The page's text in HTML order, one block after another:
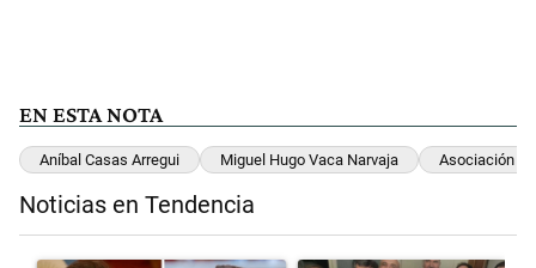
EN ESTA NOTA
Aníbal Casas Arregui Miguel Hugo Vaca Narvaja Asociación
Noticias en Tendencia